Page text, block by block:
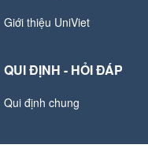
Giới thiệu UniViet
QUI ĐỊNH - HỎI ĐÁP
Qui định chung